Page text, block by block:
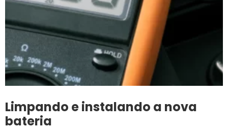
Limpando e instalando a nova
bateria